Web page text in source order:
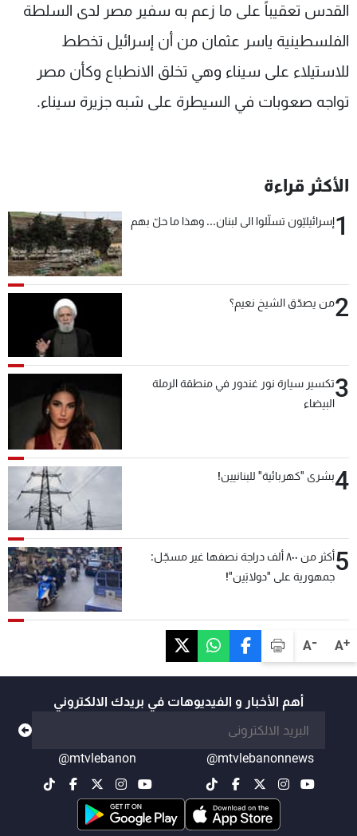
A+
A-
القدس تعقيباً على ما زعم به سفير مصر لدى السلطة
الفلسطينية ياسر عثمان من أن إسرائيل تخطط
للاستيلاء على سيناء وهي تخلق الانطباع وكأن مصر
تواجه صعوبات في السيطرة على شبه جزيرة سيناء.
الأكثر قراءة
1إسرائيليّون تسلّلوا الى لبنان... وهذا ما حلّ بهم
2من يصدّق الشيخ نعيم؟
3تكسير سيارة نور غندور في منطقة الرملة
البيضاء
4بشرى "كهربائية" للبنانيين!
5
أكثر من ٨٠٠ ألف دراجة نصفها غير مسجّل:
جمهورية على "دولابَين"!
أهم الأخبار و الفيديوهات في بريدك الالكتروني
@mtvlebanonnews
@mtvlebanon